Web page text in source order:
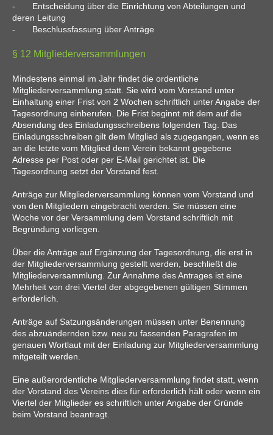
- Entscheidung über die Einrichtung von Abteilungen und
deren Leitung
- Beschlussfassung über Anträge
§ 12 Mitgliederversammlungen
Mindestens einmal im Jahr findet die ordentliche
Mitgliederversammlung statt. Sie wird vom Vorstand unter
Einhaltung einer Frist von 2 Wochen schriftlich unter Angabe der
Tagesordnung einberufen. Die Frist beginnt mit dem auf die
Absendung des Einladungsschreibens folgenden Tag. Das
Einladungsschreiben gilt dem Mitglied als zugegangen, wenn es
an die letzte vom Mitglied dem Verein bekannt gegebene
Adresse per Post oder per E-Mail gerichtet ist. Die
Tagesordnung setzt der Vorstand fest.
Anträge zur Mitgliederversammlung können vom Vorstand und
von den Mitgliedern eingebracht werden. Sie müssen eine
Woche vor der Versammlung dem Vorstand schriftlich mit
Begründung vorliegen.
Über die Anträge auf Ergänzung der Tagesordnung, die erst in
der Mitgliederversammlung gestellt werden, beschließt die
Mitgliederversammlung. Zur Annahme des Antrages ist eine
Mehrheit von drei Viertel der abgegebenen gültigen Stimmen
erforderlich.
Anträge auf Satzungsänderungen müssen unter Benennung
des abzuändernden bzw. neu zu fassenden Paragrafen im
genauen Wortlaut mit der Einladung zur Mitgliederversammlung
mitgeteilt werden.
Eine außerordentliche Mitgliederversammlung findet statt, wenn
der Vorstand des Vereins dies für erforderlich hält oder wenn ein
Viertel der Mitglieder es schriftlich unter Angabe der Gründe
beim Vorstand beantragt.